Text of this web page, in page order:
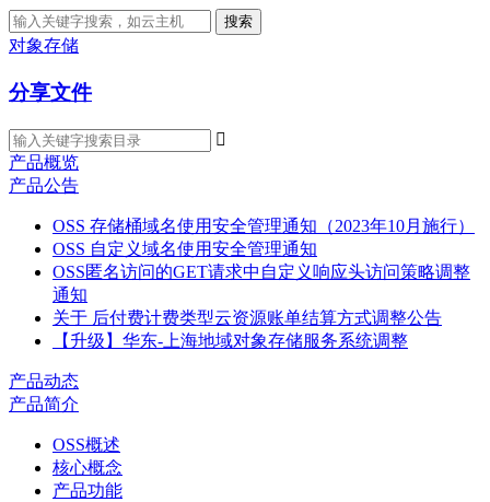
搜索
对象存储
分享文件

产品概览
产品公告
OSS 存储桶域名使用安全管理通知（2023年10月施行）
OSS 自定义域名使用安全管理通知
OSS匿名访问的GET请求中自定义响应头访问策略调整
通知
关于 后付费计费类型云资源账单结算方式调整公告
【升级】华东-上海地域对象存储服务系统调整
产品动态
产品简介
OSS概述
核心概念
产品功能